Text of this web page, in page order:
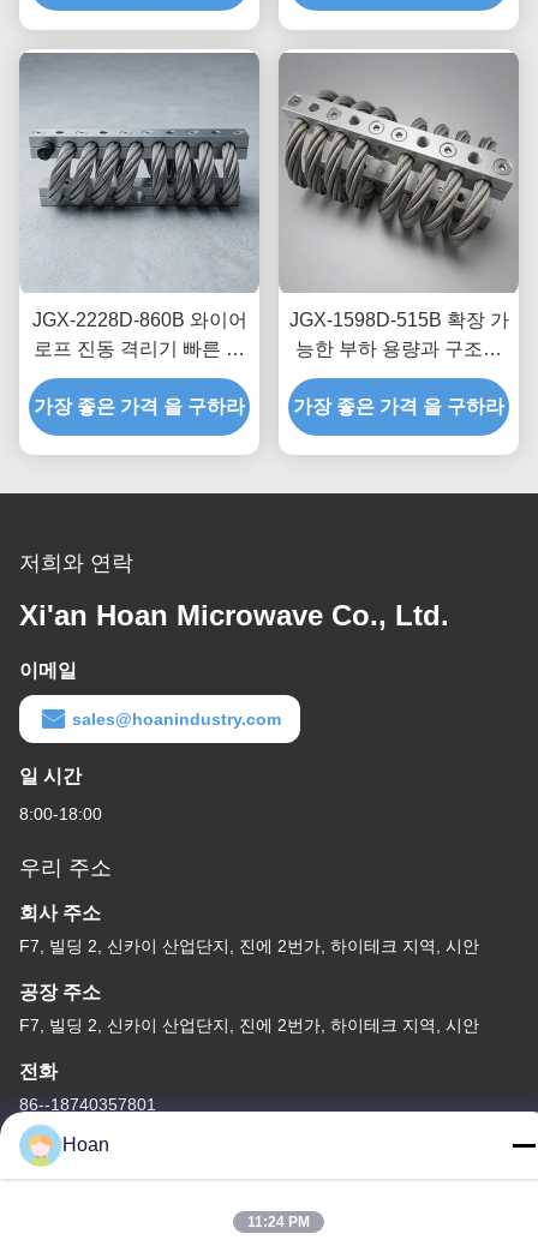
트
JGX-2228D-860B 와이어
로프 진동 격리기 빠른 프
로토타입 제작 빠른 조립
사용자 정의 가능한 충격
마운트
가장 좋은 가격 을 구하라
JGX-1598D-515B 확장 가
능한 부하 용량과 구조적
소음 차단을 제공하는 와
이어 로프 진동 절연체
가장 좋은 가격 을 구하라
저희와 연락
Xi'an Hoan Microwave Co., Ltd.
이메일
sales@hoanindustry.com
일 시간
8:00-18:00
우리 주소
회사 주소
F7, 빌딩 2, 신카이 산업단지, 진에 2번가, 하이테크 지역, 시안
공장 주소
F7, 빌딩 2, 신카이 산업단지, 진에 2번가, 하이테크 지역, 시안
전화
86--18740357801
Hoan
11:24 PM